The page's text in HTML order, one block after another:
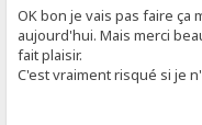
OK bon je vais pas faire ça
aujourd'hui. Mais merci
fait plaisir.
C'est vraiment risqué si je